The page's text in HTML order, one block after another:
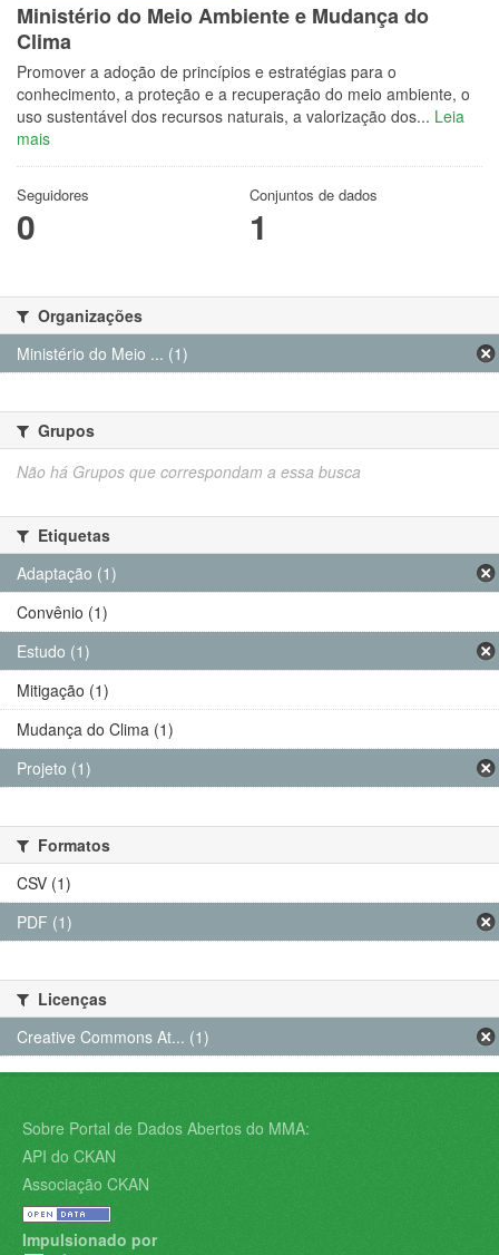
Ministério do Meio Ambiente e Mudança do
Clima
Promover a adoção de princípios e estratégias para o
conhecimento, a proteção e a recuperação do meio ambiente, o
uso sustentável dos recursos naturais, a valorização dos... Leia
mais
Seguidores
0
Conjuntos de dados
1
Organizações
Ministério do Meio ... (1)
Grupos
Não há Grupos que correspondam a essa busca
Etiquetas
Adaptação (1)
Convênio (1)
Estudo (1)
Mitigação (1)
Mudança do Clima (1)
Projeto (1)
Formatos
CSV (1)
PDF (1)
Licenças
Creative Commons At... (1)
Sobre Portal de Dados Abertos do MMA:
API do CKAN
Associação CKAN
Impulsionado por